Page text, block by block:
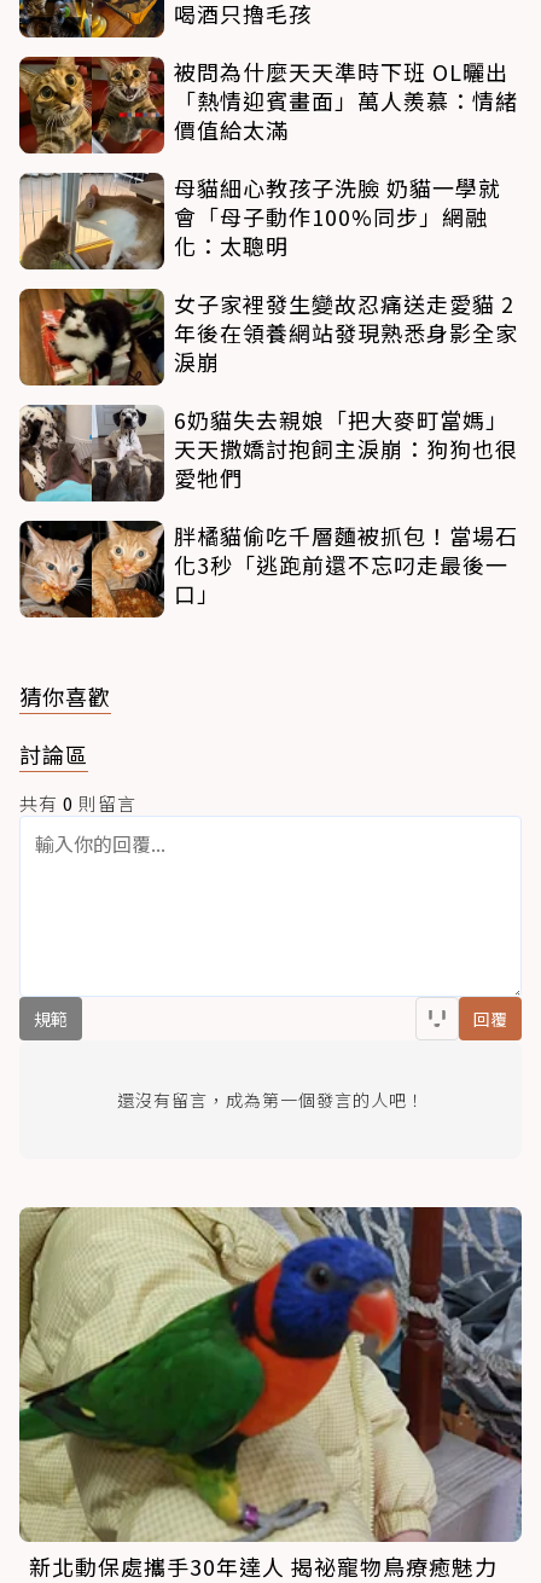
喝酒只擼毛孩
被問為什麼天天準時下班 OL曬出
「熱情迎賓畫面」萬人羨慕：情緒
價值給太滿
母貓細心教孩子洗臉 奶貓一學就
會「母子動作100%同步」網融
化：太聰明
女子家裡發生變故忍痛送走愛貓 2
年後在領養網站發現熟悉身影全家
淚崩
6奶貓失去親娘「把大麥町當媽」
天天撒嬌討抱飼主淚崩：狗狗也很
愛牠們
胖橘貓偷吃千層麵被抓包！當場石
化3秒「逃跑前還不忘叼走最後一
口」
猜你喜歡
討論區
共有 0 則留言
規範 回覆
還沒有留言，成為第一個發言的人吧！
新北動保處攜手30年達人 揭祕寵物鳥療癒魅力